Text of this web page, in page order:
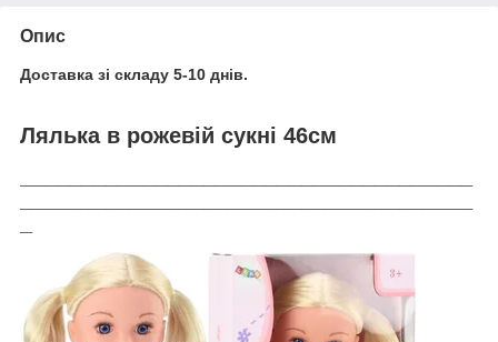
Опис
Доставка зі складу 5-10 днів.
Лялька в рожевій сукні 46см